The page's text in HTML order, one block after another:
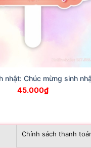
nhật: Chúc mừng sinh
45.000₫
Chính sách thanh